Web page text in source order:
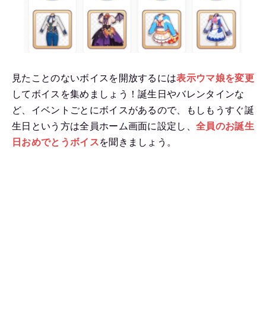
見たことのないボイスを開放するには表示ウマ娘を変更
してボイスを集めましょう！誕生日やバレンタインな
ど、イベントごとにボイスがあるので、もしもうすぐ誕
生日という方は全員ホーム画面に設定し、全員のお誕生
日おめでとうボイスを聞きましょう。